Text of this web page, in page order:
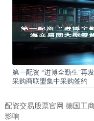
第一配资 “进博全勤生”再
采购商联盟集中采购签约
配资交易股票官网 德国工
影响